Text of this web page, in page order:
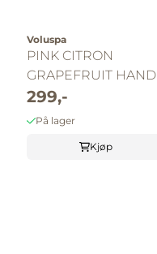
Voluspa
PINK CITRON
GRAPEFRUIT HAND
SOAP
299,-
På lager
Kjøp